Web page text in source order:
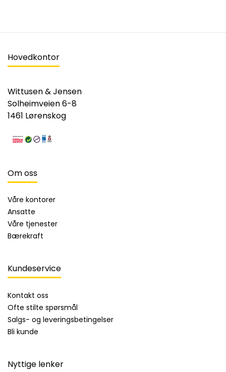
Hovedkontor
Wittusen & Jensen
Solheimveien 6-8
1461 Lørenskog
Om oss
Våre kontorer
Ansatte
Våre tjenester
Bærekraft
Kundeservice
Kontakt oss
Ofte stilte spørsmål
Salgs- og leveringsbetingelser
Bli kunde
Nyttige lenker